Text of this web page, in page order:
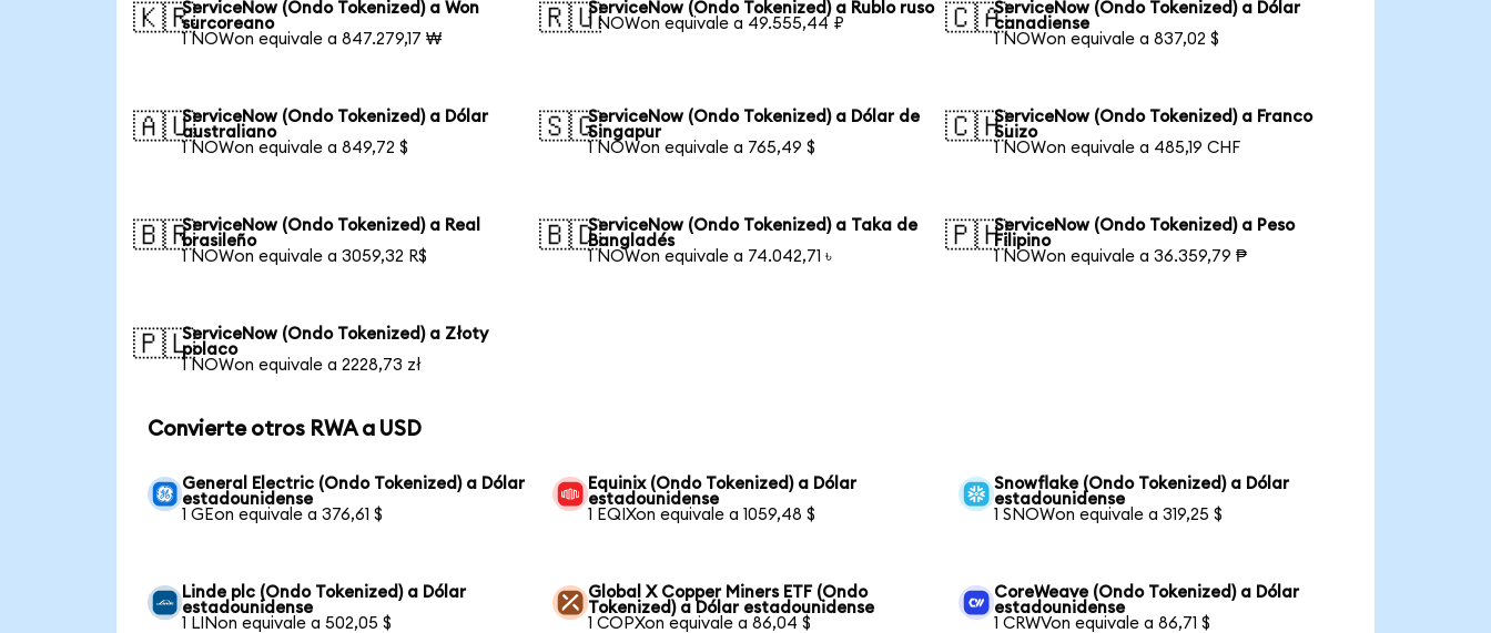
🇰🇷ServiceNow (Ondo Tokenized) a Won
surcoreano
1 NOWon equivale a 847.279,17 ₩
🇷🇺ServiceNow (Ondo Tokenized) a Rublo ruso
1 NOWon equivale a 49.555,44 ₽
🇨🇦ServiceNow (Ondo Tokenized) a Dólar
canadiense
1 NOWon equivale a 837,02 $
🇦🇺ServiceNow (Ondo Tokenized) a Dólar
australiano
1 NOWon equivale a 849,72 $
🇸🇬ServiceNow (Ondo Tokenized) a Dólar de
Singapur
1 NOWon equivale a 765,49 $
🇨🇭ServiceNow (Ondo Tokenized) a Franco
Suizo
1 NOWon equivale a 485,19 CHF
🇧🇷ServiceNow (Ondo Tokenized) a Real
brasileño
1 NOWon equivale a 3059,32 R$
🇧🇩ServiceNow (Ondo Tokenized) a Taka de
Bangladés
1 NOWon equivale a 74.042,71 ৳
🇵🇭ServiceNow (Ondo Tokenized) a Peso
Filipino
1 NOWon equivale a 36.359,79 ₱
🇵🇱ServiceNow (Ondo Tokenized) a Złoty
polaco
1 NOWon equivale a 2228,73 zł
Convierte otros RWA a USD
General Electric (Ondo Tokenized) a Dólar
estadounidense
1 GEon equivale a 376,61 $
Equinix (Ondo Tokenized) a Dólar
estadounidense
1 EQIXon equivale a 1059,48 $
Snowflake (Ondo Tokenized) a Dólar
estadounidense
1 SNOWon equivale a 319,25 $
Linde plc (Ondo Tokenized) a Dólar
estadounidense
1 LINon equivale a 502,05 $
Global X Copper Miners ETF (Ondo
Tokenized) a Dólar estadounidense
1 COPXon equivale a 86,04 $
CoreWeave (Ondo Tokenized) a Dólar
estadounidense
1 CRWVon equivale a 86,71 $